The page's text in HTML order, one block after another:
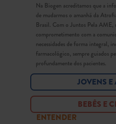
Na Biogen acreditamos que a
de mudarmos o amanhã da
Brasil. Com o Juntos Pela AME,
comprometimento com a
necessidades de forma integral,
farmacológico, sempre guiados
profundamente dos pacientes.
JOVENS E
BEBÊS E
ENTENDER